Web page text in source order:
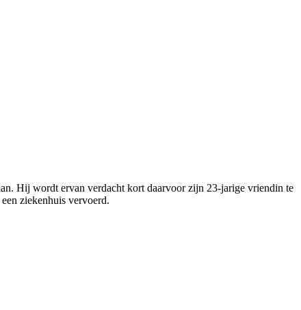
Hij wordt ervan verdacht kort daarvoor zijn 23-jarige vriendin te
ziekenhuis vervoerd.